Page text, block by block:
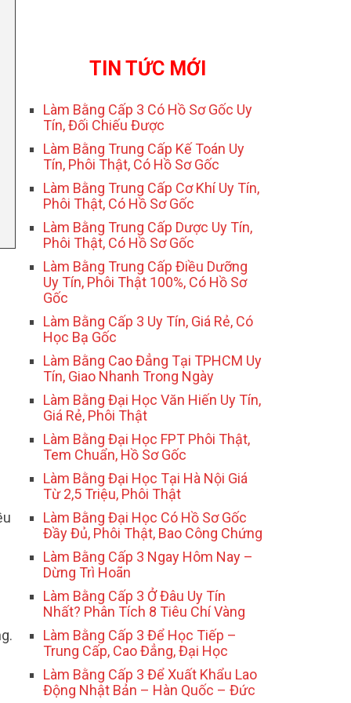
TIN TỨC MỚI
Làm Bằng Cấp 3 Có Hồ Sơ Gốc Uy
Tín, Đối Chiếu Được
Làm Bằng Trung Cấp Kế Toán Uy
Tín, Phôi Thật, Có Hồ Sơ Gốc
Làm Bằng Trung Cấp Cơ Khí Uy Tín,
Phôi Thật, Có Hồ Sơ Gốc
Làm Bằng Trung Cấp Dược Uy Tín,
Phôi Thật, Có Hồ Sơ Gốc
Làm Bằng Trung Cấp Điều Dưỡng
Uy Tín, Phôi Thật 100%, Có Hồ Sơ
Gốc
Làm Bằng Cấp 3 Uy Tín, Giá Rẻ, Có
Học Bạ Gốc
Làm Bằng Cao Đẳng Tại TPHCM Uy
Tín, Giao Nhanh Trong Ngày
Làm Bằng Đại Học Văn Hiến Uy Tín,
Giá Rẻ, Phôi Thật
Làm Bằng Đại Học FPT Phôi Thật,
Tem Chuẩn, Hồ Sơ Gốc
Làm Bằng Đại Học Tại Hà Nội Giá
Từ 2,5 Triệu, Phôi Thật
Làm Bằng Đại Học Có Hồ Sơ Gốc
Đầy Đủ, Phôi Thật, Bao Công Chứng
Làm Bằng Cấp 3 Ngay Hôm Nay –
Dừng Trì Hoãn
Làm Bằng Cấp 3 Ở Đâu Uy Tín
Nhất? Phân Tích 8 Tiêu Chí Vàng
Làm Bằng Cấp 3 Để Học Tiếp –
Trung Cấp, Cao Đẳng, Đại Học
Làm Bằng Cấp 3 Để Xuất Khẩu Lao
Động Nhật Bản – Hàn Quốc – Đức